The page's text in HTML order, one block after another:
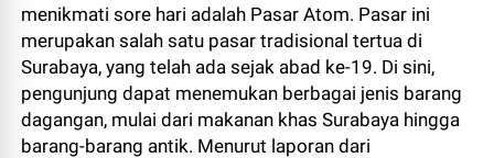
menikmati sore hari adalah Pasar Atom. Pasar ini
merupakan salah satu pasar tradisional tertua di
Surabaya, yang telah ada sejak abad ke-19. Di sini,
pengunjung dapat menemukan berbagai jenis barang
dagangan, mulai dari makanan khas Surabaya hingga
barang-barang antik. Menurut laporan dari